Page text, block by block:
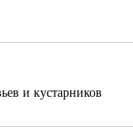
и кустарников